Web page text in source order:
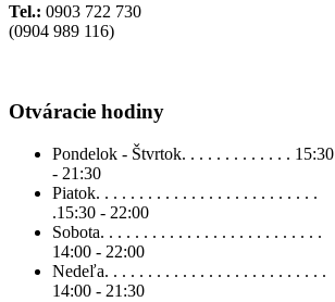
Tel.: 0903 722 730
(0904 989 116)
Otváracie hodiny
Pondelok - Štvrtok. . . . . . . . . . . . . 15:30
- 21:30
Piatok. . . . . . . . . . . . . . . . . . . . . . . . . .
.15:30 - 22:00
Sobota. . . . . . . . . . . . . . . . . . . . . . . . . .
14:00 - 22:00
Nedeľa. . . . . . . . . . . . . . . . . . . . . . . . . .
14:00 - 21:30